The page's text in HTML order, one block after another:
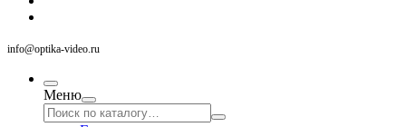
info@optika-video.ru
Меню